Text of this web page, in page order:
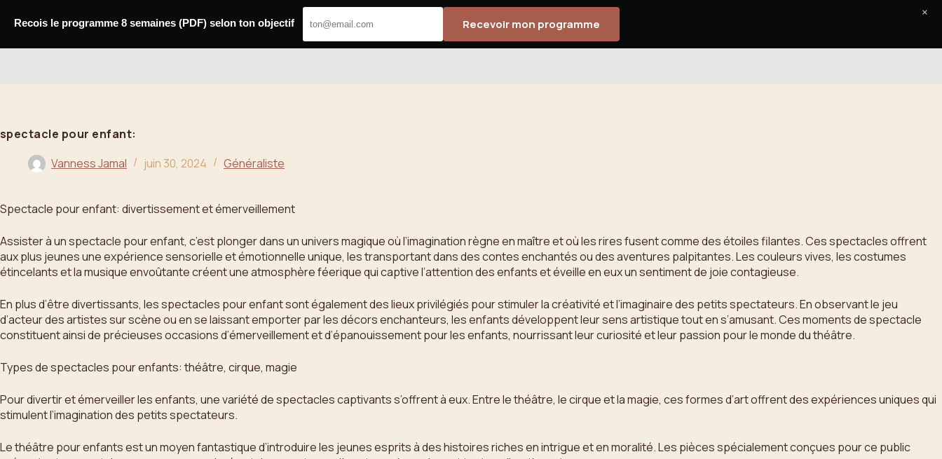
spectacle pour enfant:
Vanness Jamal
juin 30, 2024 Généraliste
Spectacle pour enfant: divertissement et émerveillement
Assister à un spectacle pour enfant, c’est plonger dans un univers magique où l’imagination règne en maître et où les rires fusent comme des étoiles filantes. Ces spectacles offrent
aux plus jeunes une expérience sensorielle et émotionnelle unique, les transportant dans des contes enchantés ou des aventures palpitantes. Les couleurs vives, les costumes
étincelants et la musique envoûtante créent une atmosphère féerique qui captive l’attention des enfants et éveille en eux un sentiment de joie contagieuse.
En plus d’être divertissants, les spectacles pour enfant sont également des lieux privilégiés pour stimuler la créativité et l’imaginaire des petits spectateurs. En observant le jeu
d’acteur des artistes sur scène ou en se laissant emporter par les décors enchanteurs, les enfants développent leur sens artistique tout en s’amusant. Ces moments de spectacle
constituent ainsi de précieuses occasions d’émerveillement et d’épanouissement pour les enfants, nourrissant leur curiosité et leur passion pour le monde du théâtre.
Types de spectacles pour enfants: théâtre, cirque, magie
Pour divertir et émerveiller les enfants, une variété de spectacles captivants s’offrent à eux. Entre le théâtre, le cirque et la magie, ces formes d’art offrent des expériences uniques qui
stimulent l’imagination des petits spectateurs.
Le théâtre pour enfants est un moyen fantastique d’introduire les jeunes esprits à des histoires riches en intrigue et en moralité. Les pièces spécialement conçues pour ce public
Recois le programme 8 semaines (PDF) selon ton objectif Recevoir mon programme
×